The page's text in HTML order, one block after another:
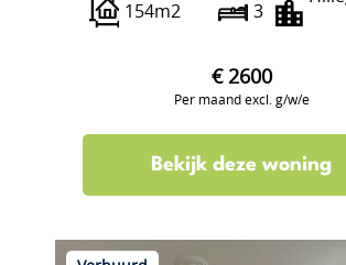
154m2 3
€ 2600
Per maand excl. g/w/e
Bekijk deze woning